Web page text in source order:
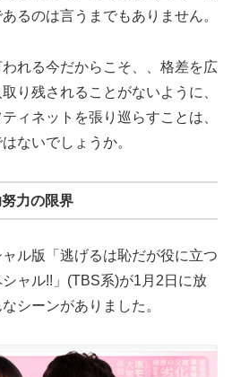
るのは言うまでもありません。
れる今だからこそ、、格差を広
り残されることがないように、
ィネットを張り巡らすことは、
ないでしょうか。
努力の限界
ル版「逃げるは恥だが役に立つ
ャル!!」(TBS系)が1月2日に放
シーンがありました。